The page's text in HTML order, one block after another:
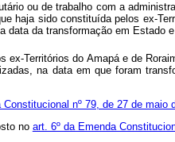
ou de trabalho com a
haja sido constituída pelos ex-
da transformação em Estado
Territórios do Amapá e de
na data em que foram
Constitucional nº 79, de 27 de maio
no art. 6º da Emenda